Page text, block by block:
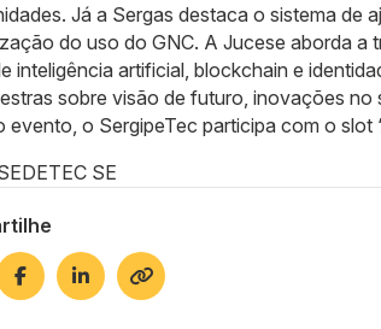
Já a Sergas destaca o sistema de
do uso do GNC. A Jucese aborda a
inteligência artificial, blockchain e
sobre visão de futuro, inovações
evento, o SergipeTec participa com o slot
SE